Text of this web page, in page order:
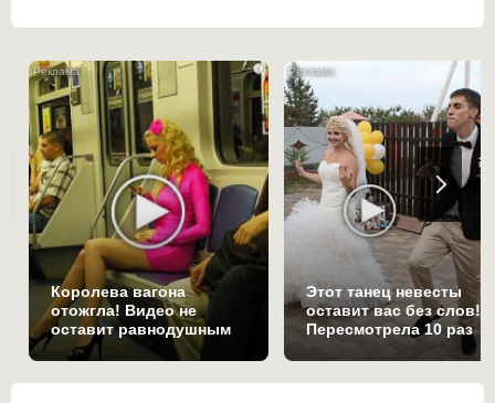
i
Королева вагона
отожгла! Видео не
оставит равнодушным
Этот танец невесты
оставит вас без слов!
Пересмотрела 10 раз